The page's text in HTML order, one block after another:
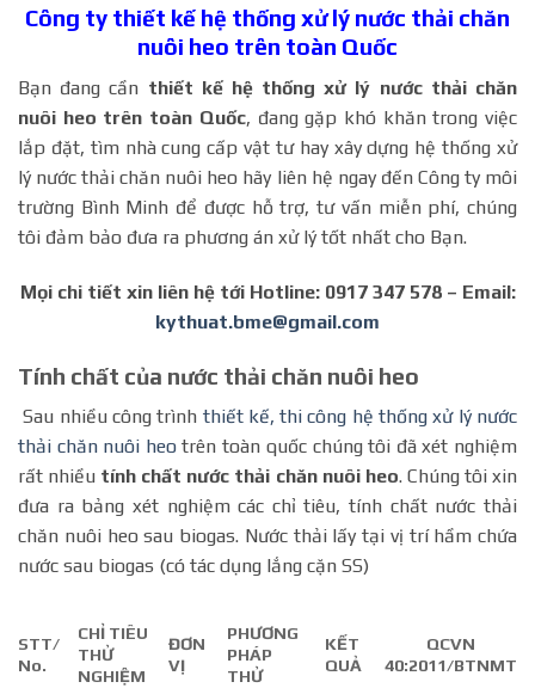
Công ty thiết kế hệ thống xử lý nước thải chăn
nuôi heo trên toàn Quốc
Bạn đang cần thiết kế hệ thống xử lý nước thải chăn
nuôi heo trên toàn Quốc, đang gặp khó khăn trong việc
lắp đặt, tìm nhà cung cấp vật tư hay xây dựng hệ thống xử
lý nước thải chăn nuôi heo hãy liên hệ ngay đến Công ty môi
trường Bình Minh để được hỗ trợ, tư vấn miễn phí, chúng
tôi đảm bảo đưa ra phương án xử lý tốt nhất cho Bạn.
Mọi chi tiết xin liên hệ tới Hotline: 0917 347 578 – Email:
kythuat.bme@gmail.com
Tính chất của nước thải chăn nuôi heo
Sau nhiều công trình thiết kế, thi công hệ thống xử lý nước
thải chăn nuôi heotrên toàn quốc chúng tôi đã xét nghiệm
rất nhiều tính chất nước thải chăn nuôi heo. Chúng tôi xin
đưa ra bảng xét nghiệm các chỉ tiêu, tính chất nước thải
chăn nuôi heo sau biogas. Nước thải lấy tại vị trí hầm chứa
nước sau biogas (có tác dụng lắng cặn SS)
STT/
No.
CHỈ TIÊU
THỬ
NGHIỆM
ĐƠN
VỊ
PHƯƠNG
PHÁP
THỬ
KẾT
QUẢ
QCVN
40:2011/BTNMT